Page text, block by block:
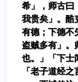
希」，师古曰
我贵矣」。酷
有德；下德不
盗贼多有」。
也。」「下士
「老子道经之